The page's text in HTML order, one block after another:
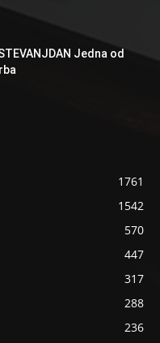
Jedna od
1761
1542
570
447
317
288
236